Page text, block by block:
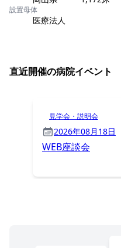
設置母体
医療法人
直近開催の病院イベント
見学会・説明会
2026年08月18日
WEB座談会